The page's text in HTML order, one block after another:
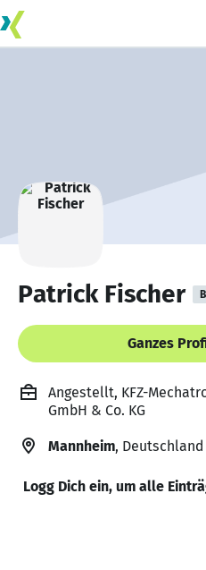
Patrick Fischer
Ganzes
Angestellt, KFZ-
GmbH & Co. KG
Mannheim, Deutschland
Logg Dich ein, um alle